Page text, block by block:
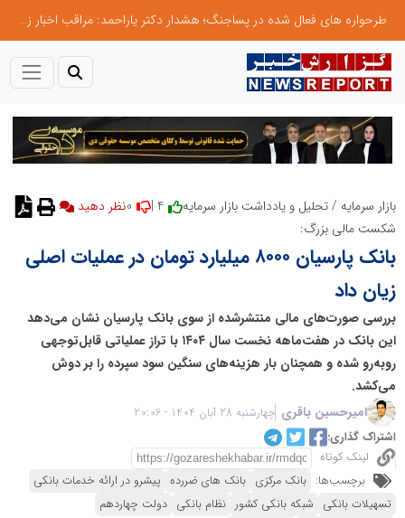
طرحواره های فعال شده در پساجنگ؛ هشدار دکتر یاراحمد: مراقب اخبار زرد و واکنش های هیجانی باشید
بازار سرمایه / تحلیل و یادداشت بازار سرمایه
نظر دهید
شکست مالی بزرگ:
بانک پارسیان ۸۰۰۰ میلیارد تومان در عملیات اصلی
زیان داد
بررسی صورت‌های مالی منتشرشده از سوی بانک پارسیان نشان می‌دهد
این بانک در هفت‌ماهه نخست سال ۱۴۰۴ با تراز عملیاتی قابل‌توجهی
روبه‌رو شده و همچنان بار هزینه‌های سنگین سود سپرده را بر دوش
می‌کشد.
امیرحسین باقری چهارشنبه 28 آبان 1404 - 20:06
اشتراک گذاری:
لینک کوتاه
برچسب‌ها: بانک مرکزی بانک های ضررده پیشرو در ارائه خدمات بانکی
تسهیلات بانکی شبکه بانکی کشور نظام بانکی دولت چهاردهم